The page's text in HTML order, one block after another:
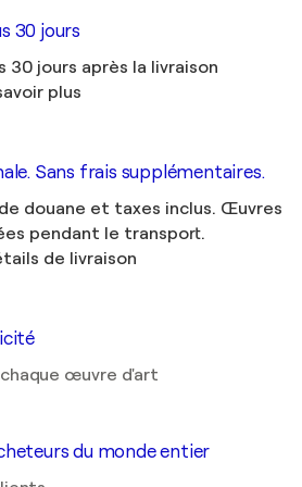
30 jours
30 jours après la livraison
plus
Sans frais supplémentaires.
douane et taxes inclus. Œuvres
pendant le transport.
de livraison
œuvre d'art
du monde entier